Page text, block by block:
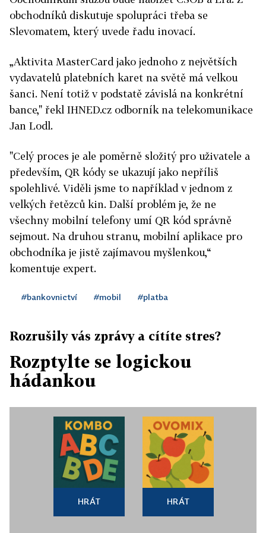
obchodníků diskutuje spolupráci třeba se
Slevomatem, který uvede řadu inovací.
„Aktivita MasterCard jako jednoho z největších
vydavatelů platebních karet na světě má velkou
šanci. Není totiž v podstatě závislá na konkrétní
bance," řekl IHNED.cz odborník na telekomunikace
Jan Lodl.
"Celý proces je ale poměrně složitý pro uživatele a
především, QR kódy se ukazují jako nepříliš
spolehlivé. Viděli jsme to například v jednom z
velkých řetězců kin. Další problém je, že ne
všechny mobilní telefony umí QR kód správně
sejmout. Na druhou stranu, mobilní aplikace pro
obchodníka je jistě zajímavou myšlenkou,“
komentuje expert.
#bankovnictví #mobil #platba
Rozrušily vás zprávy a cítíte stres?
Rozptylte se logickou
hádankou
HRÁT HRÁT